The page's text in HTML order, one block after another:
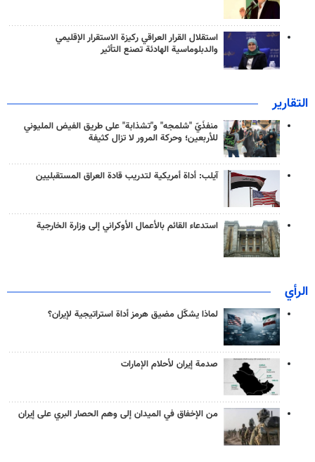
استقلال القرار العراقي ركيزة الاستقرار الإقليمي
والدبلوماسية الهادئة تصنع التأثير
التقارير
منفذَيّ "شلمجه" و"تشذابة" على طريق الفيض المليوني
للأربعين؛ وحركة المرور لا تزال كثيفة
آيلب: أداة أمريكية لتدريب قادة العراق المستقبليين
استدعاء القائم بالأعمال الأوكراني إلى وزارة الخارجية
الرأي
لماذا يشكّل مضيق هرمز أداة استراتيجية لإيران؟
صدمة إيران لأحلام الإمارات
من الإخفاق في الميدان إلى وهم الحصار البري على إيران